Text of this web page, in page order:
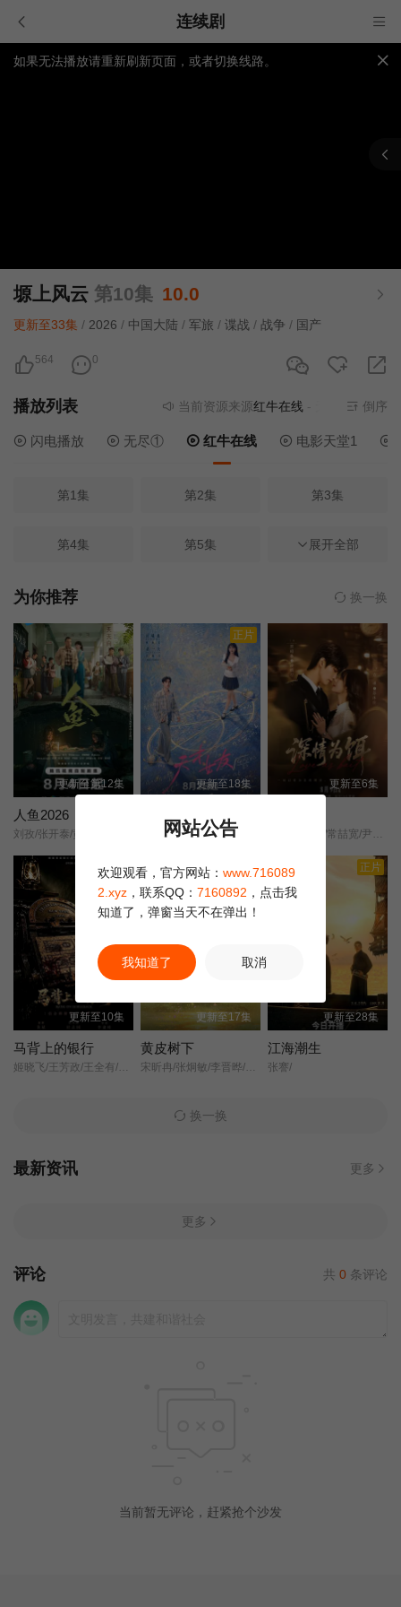
连续剧
如果无法播放请重新刷新页面，或者切换线路。
塬上风云 第10集 10.0
更新至33集 / 2026 / 中国大陆 / 军旅 / 谍战 / 战争 / 国产
564 0
播放列表 当前资源来源红牛在线- 无需安装任何插
倒序
闪电播放 无尽① 红牛在线 电影天堂1
第1集 第2集 第3集
第4集 第5集 第6集
第7集 第9集
第10集 第12集
第13集 第14集 第15集
第16集 第17集 第18集
第19集 第20集 第21集
第22集 第23集 第24集
第25集 第26集
第28集 第30集
第31集
展开全部
为你推荐 换一换
更新至第12集
人鱼2026
正片
更新至18集
天才，女友
更新至6集
邢昭林/方瑾/常喆宽/尹蕊/王沛然/赵悠图/
更新至10集
马背上的银行
正片
更新至17集
黄皮树下
宋昕冉/张炯敏/李晋晔/Jinye/Li/张东升/Dongsheng/Zhang/李七月/
正片
更新至28集
江海潮生
张謇/
换一换
最新资讯 更多
更多
评论 共 0 条评论
当前暂无评论，赶紧抢个沙发
网站公告
欢迎观看，官方网站： www.716089
2.xyz ，联系QQ： 7160892 ，点击我
知道了，弹窗当天不在弹出！
我知道了 取消